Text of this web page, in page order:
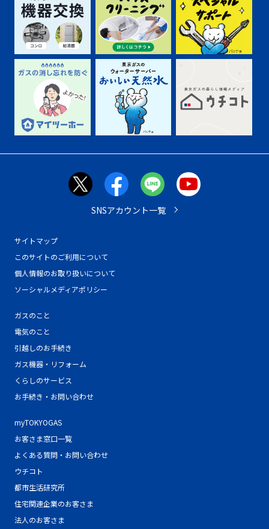
サイトマップ
このサイトのご利用について
個人情報のお取り扱いについて
ソーシャルメディアポリシー
ガスのこと
電気のこと
引越しのお手続き
ガス機器・リフォーム
くらしのサービス
お手続き・お問い合わせ
myTOKYOGAS
お客さま窓口一覧
よくある質問・お問い合わせ
ウチコト
都市生活研究所
住宅関連企業のお客さま
法人のお客さま
SNSアカウント一覧